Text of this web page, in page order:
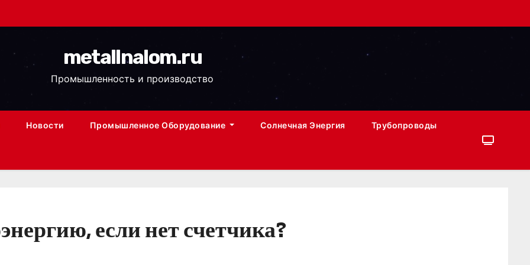
metallnalom.ru
Промышленность и производство
Новости Промышленное Оборудование Солнечная Энергия Трубопроводы
если нет счетчика?